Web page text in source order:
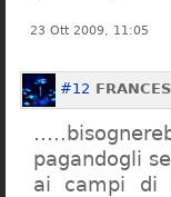
23 Ott 2009, 11:05
#12
pagandogli
ai campi di